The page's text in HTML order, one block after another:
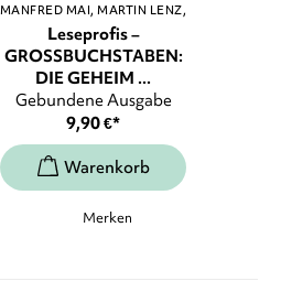
MANFRED MAI MARTIN LENZ,
...
Leseprofis –
GROSSBUCHSTABEN:
DIE GEHEIM ...
Gebundene Ausgabe
9,90€*
Merken